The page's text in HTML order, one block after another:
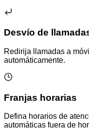
Desvío de
Redirija llamadas a
automáticamente.
Franjas horarias
Defina horarios de
automáticas fuera de